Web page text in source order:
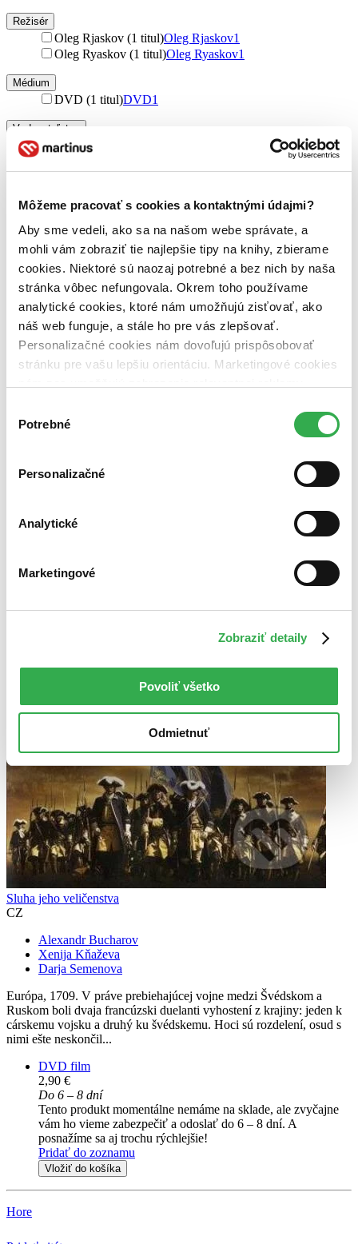
Môžeme pracovať s cookies a kontaktnými údajmi?
Aby sme vedeli, ako sa na našom webe správate, a
mohli vám zobraziť tie najlepšie tipy na knihy, zbierame
cookies. Niektoré sú naozaj potrebné a bez nich by naša
stránka vôbec nefungovala. Okrem toho používame
analytické cookies, ktoré nám umožňujú zisťovať, ako
náš web funguje, a stále ho pre vás zlepšovať.
Personalizačné cookies nám dovoľujú prispôsobovať
stránku pre vašu lepšiu orientáciu. Marketingové cookies
nám pomohlo, keby sme mohli používať všetky tieto
súhlasu
Potrebné
Personalizačné
Analytické
Marketingové
Zobraziť detaily
Povoliť všetko
Odmietnuť
Režisér
Oleg Rjaskov (1 titul)Oleg Rjaskov1
Oleg Ryaskov (1 titul)Oleg Ryaskov1
Médium
DVD (1 titul)DVD1
Vydavateľstvo
Hollywood (1 titul)
Zúžiť výber
Zoradiť
Bestsellery
Novinky
Najdrahšie
Najlacnejšie
Účinkuje Darja Semenova
Sluha jeho veličenstva
CZ
Alexandr Bucharov
Xenija Kňaževa
Darja Semenova
Európa, 1709. V práve prebiehajúcej vojne medzi Švédskom a
Ruskom boli dvaja francúzski duelanti vyhostení z krajiny: jeden k
cárskemu vojsku a druhý ku švédskemu. Hoci sú rozdelení, osud s
nimi ešte neskončil...
DVD film
2,90 €
Do 6 – 8 dní
Tento produkt momentálne nemáme na sklade, ale zvyčajne
vám ho vieme zabezpečiť a odoslať do 6 – 8 dní. A
posnažíme sa aj trochu rýchlejšie!
Pridať do zoznamu
Vložiť do košíka
Hore